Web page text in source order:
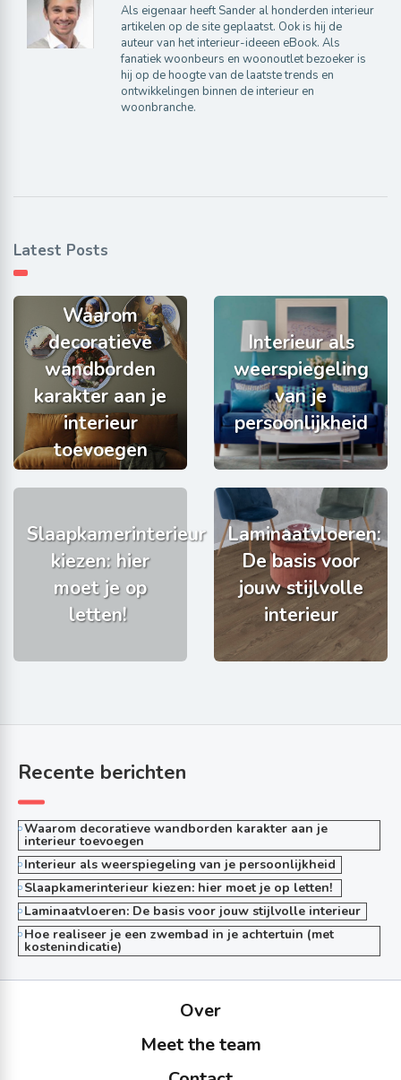
Als eigenaar heeft Sander al honderden interieur
artikelen op de site geplaatst. Ook is hij de
auteur van het interieur-ideeen eBook. Als
fanatiek woonbeurs en woonoutlet bezoeker is
hij op de hoogte van de laatste trends en
ontwikkelingen binnen de interieur en
woonbranche.
Latest Posts
Waarom
decoratieve
wandborden
karakter aan je
interieur
toevoegen
Interieur als
weerspiegeling
van je
persoonlijkheid
Slaapkamerinterieur
kiezen: hier
moet je op
letten!
Laminaatvloeren:
De basis voor
jouw stijlvolle
interieur
Recente berichten
Waarom decoratieve wandborden karakter aan je
interieur toevoegen
Interieur als weerspiegeling van je persoonlijkheid
Slaapkamerinterieur kiezen: hier moet je op letten!
Laminaatvloeren: De basis voor jouw stijlvolle interieur
Hoe realiseer je een zwembad in je achtertuin (met
kostenindicatie)
Over
Meet the team